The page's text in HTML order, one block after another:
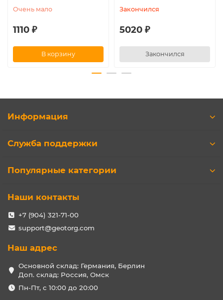
Очень мало
1110 ₽
В корзину
Закончился
5020 ₽
Закончился
Информация
Служба поддержки
Популярные категории
Наши контакты
+7 (904) 321-71-00
support@geotorg.com
Наш адрес
Основной склад: Германия, Берлин
Доп. склад: Россия, Омск
Пн-Пт, с 10:00 до 20:00